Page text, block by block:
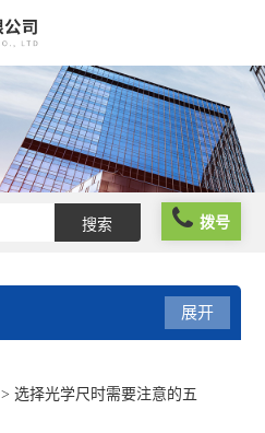
拨号
展开
> 选择光学尺时需要注意的五